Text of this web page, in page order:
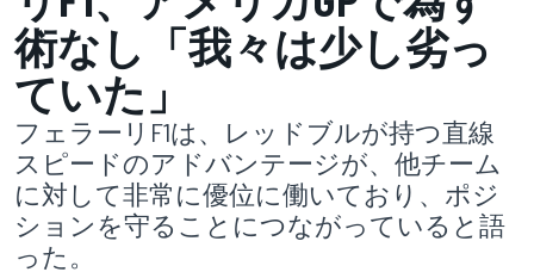
術なし「我々は少し劣っ
ていた」
フェラーリF1は、レッドブルが持つ直線
スピードのアドバンテージが、他チーム
に対して非常に優位に働いており、ポジ
ションを守ることにつながっていると語
った。